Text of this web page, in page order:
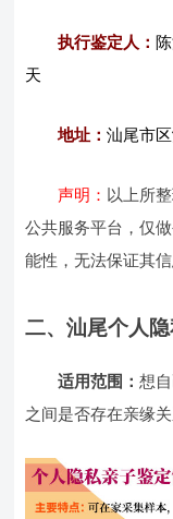
执行鉴定人：
天
地址：汕尾市
声明： 以上所
公共服务平台，仅
能性，无法保证其
二、汕尾个人
适用范围：想
之间是否存在亲缘关